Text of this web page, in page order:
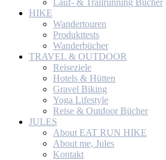
Lauf- & Trailrunning Bücher
HIKE
Wandertouren
Produkttests
Wanderbücher
TRAVEL & OUTDOOR
Reiseziele
Hotels & Hütten
Gravel Biking
Yoga Lifestyle
Reise & Outdoor Bücher
JULES
About EAT RUN HIKE
About me, Jules
Kontakt